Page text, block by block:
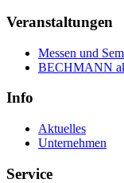
Veranstaltungen
Messen und
BECHMANN
Info
Aktuelles
Unternehmen
Service